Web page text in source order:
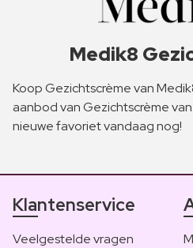
Medik8
Koop Gezichtscrème van
aanbod van Gezichtscrème
nieuwe favoriet vandaag nog!
Klantenservice
Veelgestelde vragen